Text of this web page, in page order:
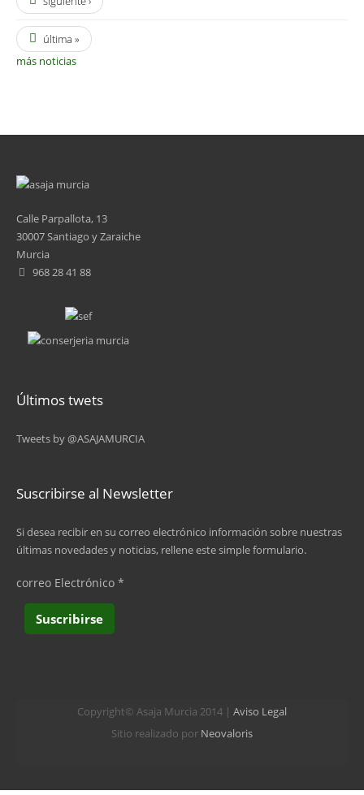
última »
más noticias
Calle Parpallota, 13
30007 Santiago y Zaraiche
Murcia
968 28 41 88
Últimos twets
Tweets by @ASAJAMURCIA
Suscribirse al Newsletter
Si desea recibir en su correo electrónico información sobre nuestras
últimas novedades y noticias, rellene este simple formulario.
correo Electrónico *
Copyright© Asaja Murcia 2014 | Aviso Legal
Sitio realizado por Neovaloris